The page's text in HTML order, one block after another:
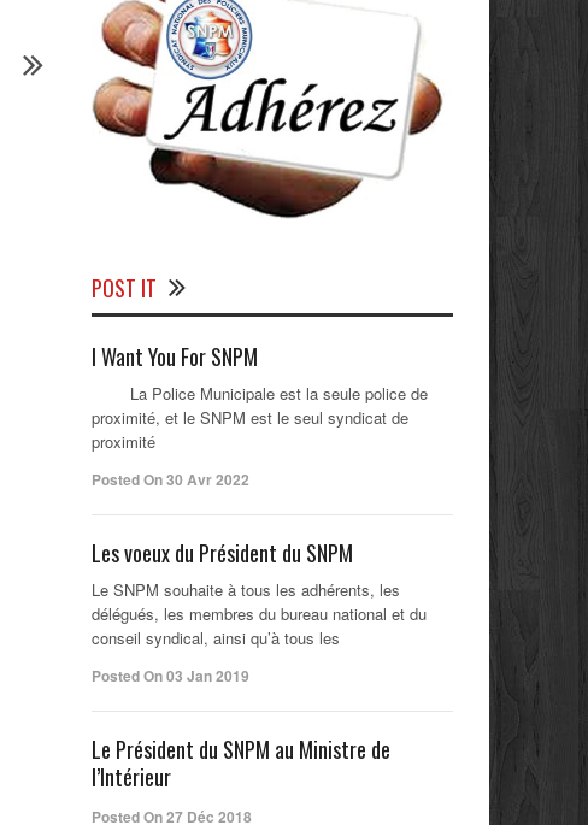
POST IT
I Want You For SNPM
La Police Municipale est la seule police de
proximité, et le SNPM est le seul syndicat de
proximité
Posted On 30 Avr 2022
Les voeux du Président du SNPM
Le SNPM souhaite à tous les adhérents, les
délégués, les membres du bureau national et du
conseil syndical, ainsi qu’à tous les
Posted On 03 Jan 2019
Le Président du SNPM au Ministre de
l’Intérieur
Posted On 27 Déc 2018